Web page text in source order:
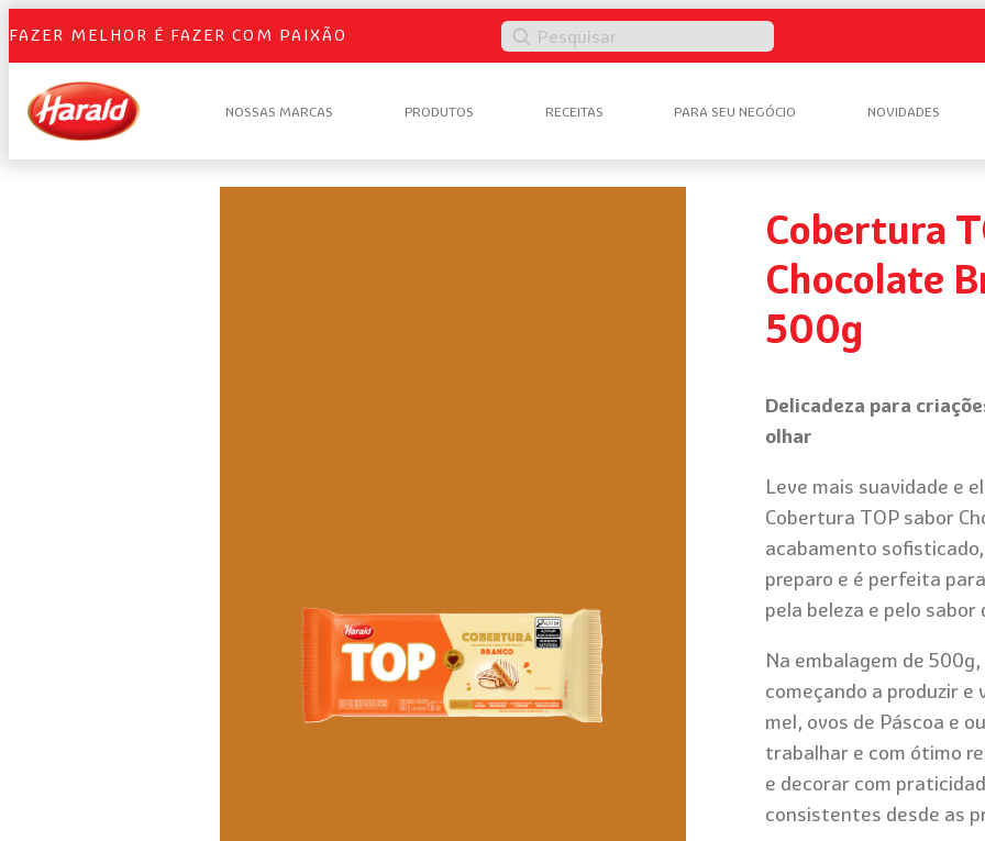
FAZER MELHOR É FAZER COM PAIXÃO Pesquisar
NOSSAS MARCAS PRODUTOS RECEITAS PARA SEU NEGÓCIO NOVIDADES
Cobertura
Chocolate
500g
Delicadeza para
olhar
Leve mais suavidade e
Cobertura TOP sabor
acabamento
preparo e é perfeita
pela beleza e pelo sabor
Na embalagem de
começando a produzir
mel, ovos de Páscoa e
trabalhar e com ótimo
e decorar com
consistentes desde as